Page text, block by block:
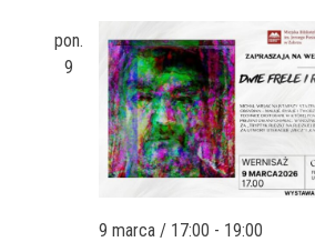
pon.
9
9 marca / 17:00 - 19:00